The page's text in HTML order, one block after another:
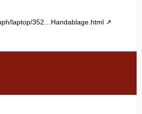
laptop/352…Handablage.html